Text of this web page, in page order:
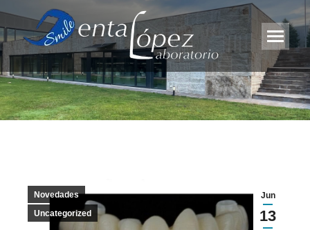
Jun
13
Novedades
Uncategorized